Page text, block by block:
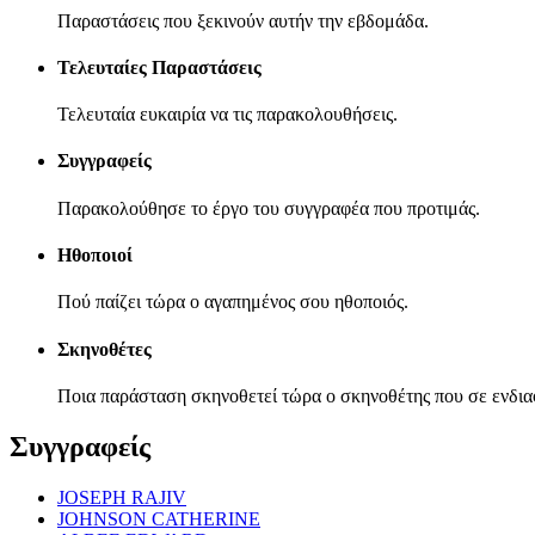
Παραστάσεις που ξεκινούν αυτήν την εβδομάδα.
Τελευταίες Παραστάσεις
Τελευταία ευκαιρία να τις παρακολουθήσεις.
Συγγραφείς
Παρακολούθησε το έργο του συγγραφέα που προτιμάς.
Ηθοποιοί
Πού παίζει τώρα ο αγαπημένος σου ηθοποιός.
Σκηνοθέτες
Ποια παράσταση σκηνοθετεί τώρα ο σκηνοθέτης που σε
Συγγραφείς
JOSEPH RAJIV
JOHNSON CATHERINE